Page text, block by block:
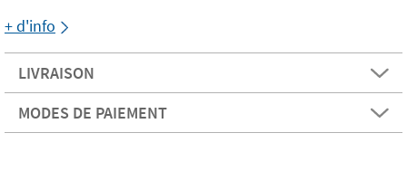
+ d'info
LIVRAISON
MODES DE PAIEMENT